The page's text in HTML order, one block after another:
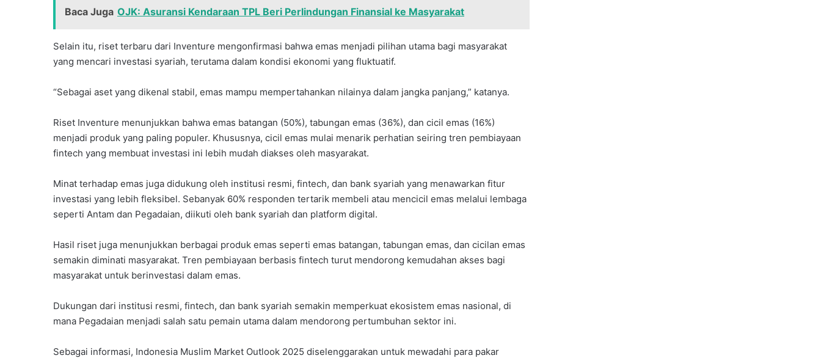
Baca Juga OJK: Asuransi Kendaraan TPL Beri Perlindungan Finansial ke Masyarakat
Selain itu, riset terbaru dari Inventure mengonfirmasi bahwa emas menjadi pilihan utama bagi masyarakat
yang mencari investasi syariah, terutama dalam kondisi ekonomi yang fluktuatif.
“Sebagai aset yang dikenal stabil, emas mampu mempertahankan nilainya dalam jangka panjang,” katanya.
Riset Inventure menunjukkan bahwa emas batangan (50%), tabungan emas (36%), dan cicil emas (16%)
menjadi produk yang paling populer. Khususnya, cicil emas mulai menarik perhatian seiring tren pembiayaan
fintech yang membuat investasi ini lebih mudah diakses oleh masyarakat.
Minat terhadap emas juga didukung oleh institusi resmi, fintech, dan bank syariah yang menawarkan fitur
investasi yang lebih fleksibel. Sebanyak 60% responden tertarik membeli atau mencicil emas melalui lembaga
seperti Antam dan Pegadaian, diikuti oleh bank syariah dan platform digital.
Hasil riset juga menunjukkan berbagai produk emas seperti emas batangan, tabungan emas, dan cicilan emas
semakin diminati masyarakat. Tren pembiayaan berbasis fintech turut mendorong kemudahan akses bagi
masyarakat untuk berinvestasi dalam emas.
Dukungan dari institusi resmi, fintech, dan bank syariah semakin memperkuat ekosistem emas nasional, di
mana Pegadaian menjadi salah satu pemain utama dalam mendorong pertumbuhan sektor ini.
Sebagai informasi, Indonesia Muslim Market Outlook 2025 diselenggarakan untuk mewadahi para pakar